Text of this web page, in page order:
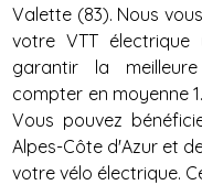
Valette (83). Nous
votre VTT
garantir la
compter en moyenne
Vous pouvez
Alpes-Côte d'Azur et
votre vélo électrique.